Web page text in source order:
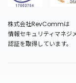
株式会社RevCommは
情報セキュリティマネジ
認証を取得しています。